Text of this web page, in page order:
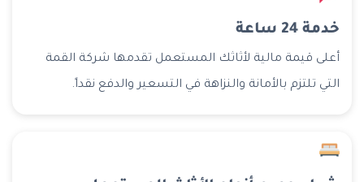
خدمة 24 ساعة
أعلى قيمة مالية لأثاثك المستعمل تقدمها شركة القمة
التي تلتزم بالأمانة والنزاهة في التسعير والدفع نقداً.